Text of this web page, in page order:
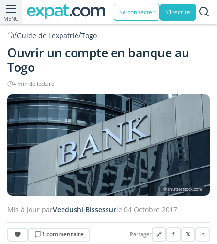
MENU
Se connecter S'inscrire
/Guide de l'expatrié/Togo
Ouvrir un compte en banque au
Togo
4 min de lecture
© shutterstock.com
Mis à jour parVeedushi Bissessurle 04 Octobre 2017
1 commentaire Partager 🔗 f 𝕏 in